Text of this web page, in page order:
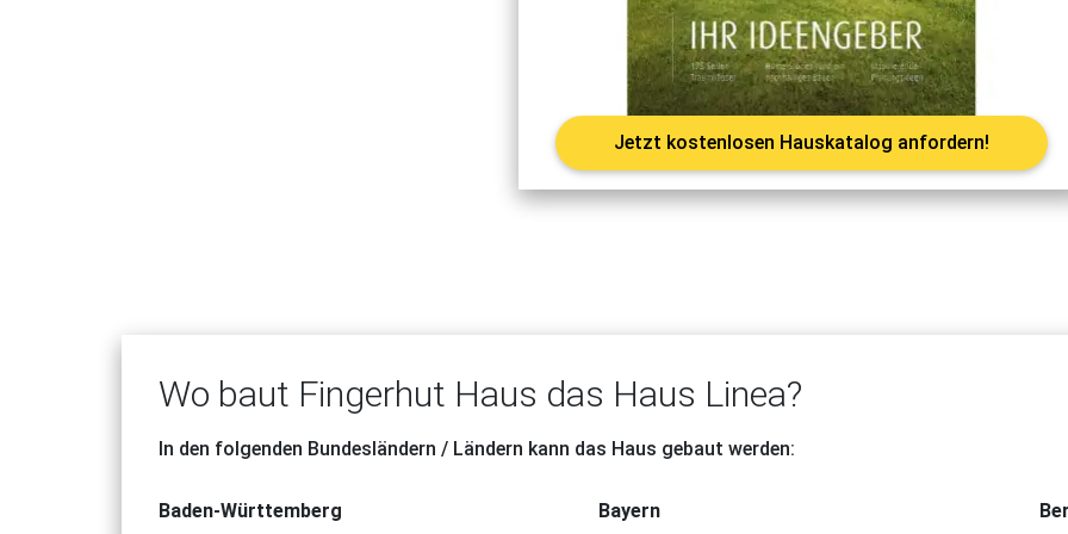
Jetzt kostenlosen Hauskatalog anfordern!
Wo baut Fingerhut Haus das Haus Linea?
In den folgenden Bundesländern / Ländern kann das Haus gebaut werden:
Baden-Württemberg Bayern